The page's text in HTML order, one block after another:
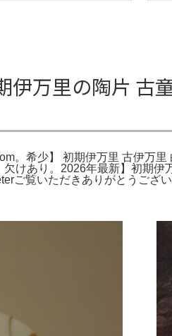
万里の陶片 古
。希少】 初期伊万里 古伊万
けあり。2026年最新】初期
ご覧いただきありがとうござい